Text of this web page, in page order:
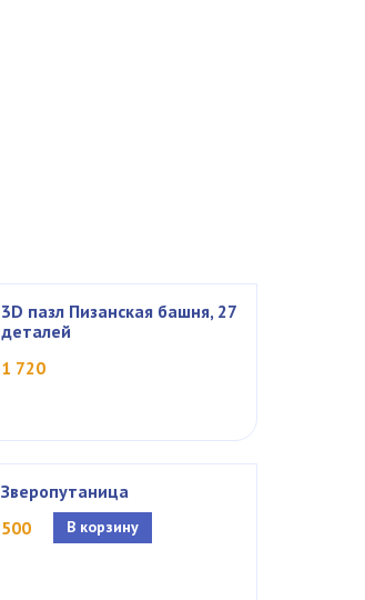
3D пазл Пизанская башня, 27
деталей
1 720
Зверопутаница
500
В корзину